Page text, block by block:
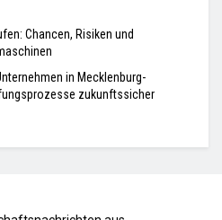
Chancen, Risiken und
in Mecklenburg-
zukunftssicher